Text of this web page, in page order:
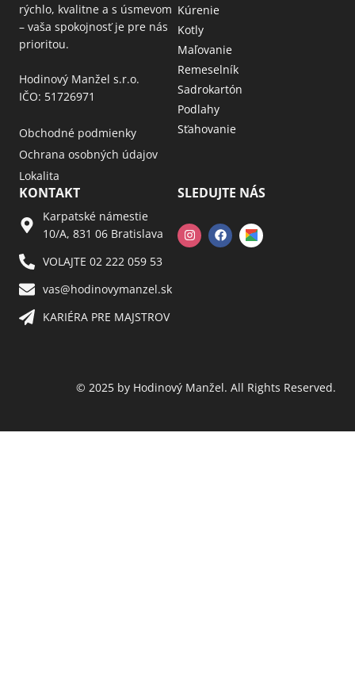
rýchlo, kvalitne a s úsmevom
– vaša spokojnosť je pre nás
prioritou.
Hodinový Manžel s.r.o.
IČO: 51726971
Obchodné podmienky
Ochrana osobných údajov
Lokalita
Kúrenie
Kotly
Maľovanie
Remeselník
Sadrokartón
Podlahy
Sťahovanie
KONTAKT
Karpatské námestie
10/A, 831 06 Bratislava
VOLAJTE 02 222 059 53​
vas@hodinovymanzel.sk​
KARIÉRA PRE MAJSTROV​
SLEDUJTE NÁS
© 2025 by Hodinový Manžel. All Rights Reserved.